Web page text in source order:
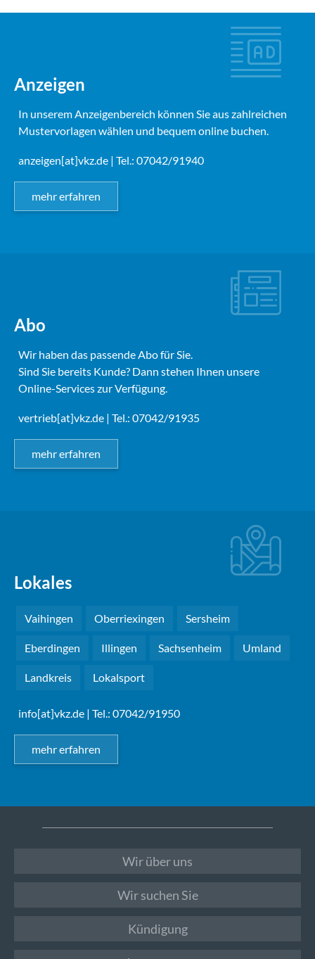
Anzeigen
In unserem Anzeigenbereich können Sie aus zahlreichen
Mustervorlagen wählen und bequem online buchen.
anzeigen[at]vkz.de | Tel.: 07042/91940
mehr erfahren
Abo
Wir haben das passende Abo für Sie.
Sind Sie bereits Kunde? Dann stehen Ihnen unsere
Online-Services zur Verfügung.
vertrieb[at]vkz.de | Tel.: 07042/91935
mehr erfahren
Lokales
Vaihingen Oberriexingen Sersheim
Eberdingen Illingen Sachsenheim Umland
Landkreis Lokalsport
info[at]vkz.de | Tel.: 07042/91950
mehr erfahren
Wir über uns
Wir suchen Sie
Kündigung